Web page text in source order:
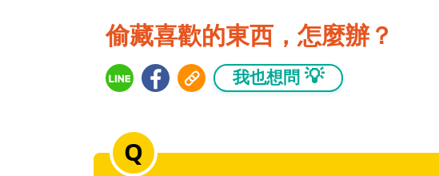
偷藏喜歡的東西，怎麼辦？
我也想問 💡